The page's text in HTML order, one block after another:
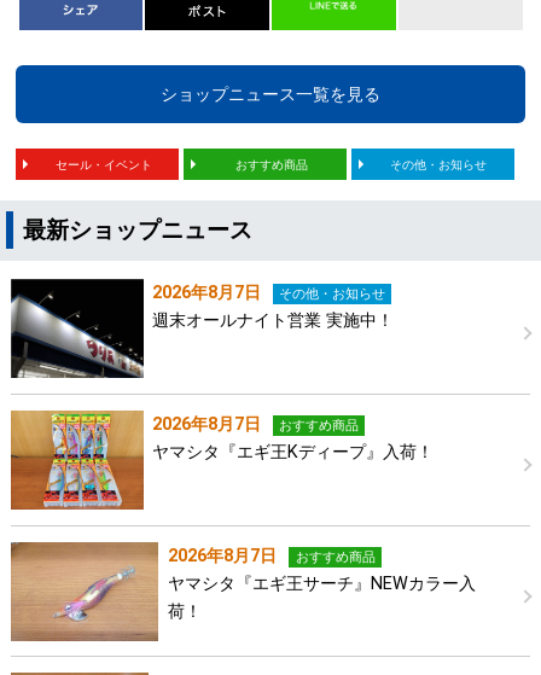
ショップニュース一覧を見る
セール・イベント おすすめ商品 その他・お知らせ
最新ショップニュース
2026年8月7日 その他・お知らせ
週末オールナイト営業 実施中！
2026年8月7日 おすすめ商品
ヤマシタ『エギ王Kディープ』入荷！
2026年8月7日 おすすめ商品
ヤマシタ『エギ王サーチ』NEWカラー入
荷！